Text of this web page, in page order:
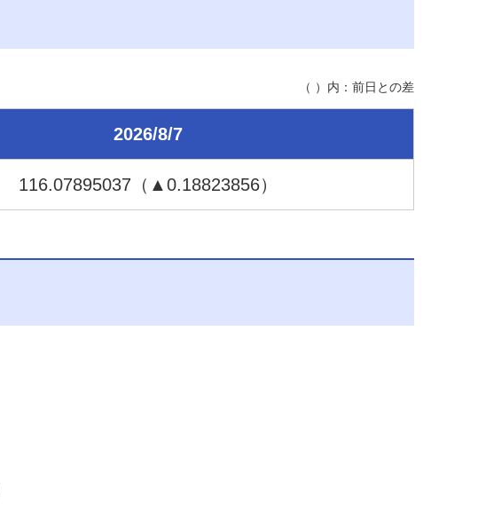
（ ）内：前日との差
2026/8/7
116.07895037 （▲0.18823856）